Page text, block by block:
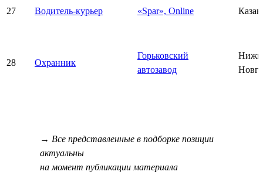
27 Водитель-курьер «Spar», Online
28 Охранник
Горьковский
автозавод
→ Все представленные в подборке позиции
актуальны
на момент публикации материала